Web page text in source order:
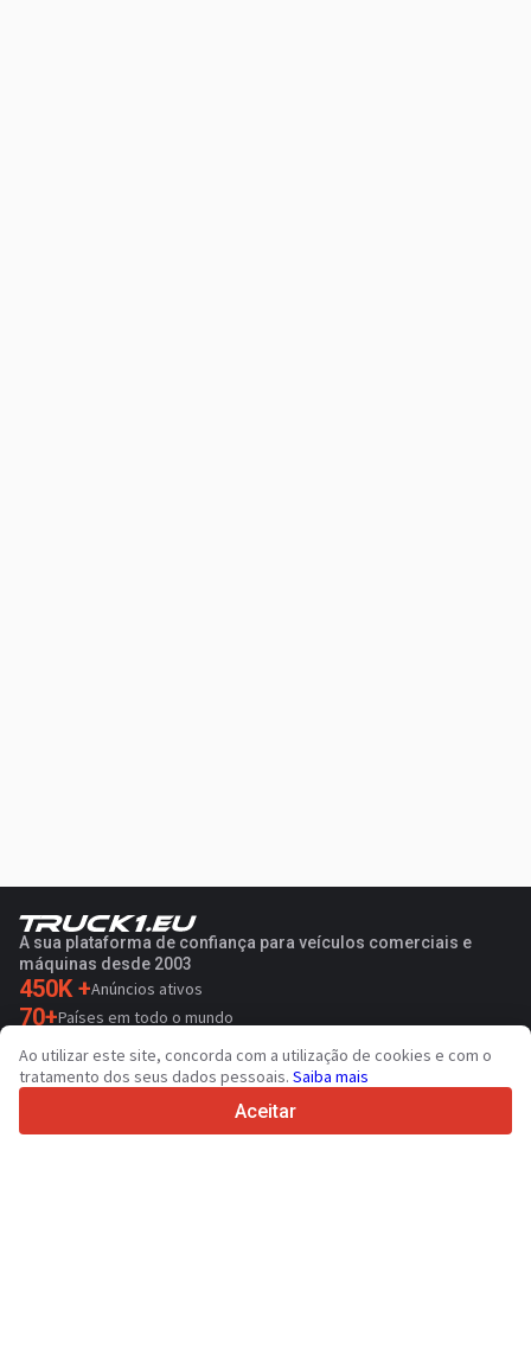
A sua plataforma de confiança para veículos comerciais e
máquinas desde 2003
450K +Anúncios ativos
70+Países em todo o mundo
36 Idiomas suportados
4.7/5
Ao utilizar este site, concorda com a utilização de cookies e com o
tratamento dos seus dados pessoais. Saiba mais
Aceitar